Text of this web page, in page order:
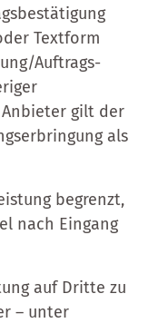
Textform
Auftrags-
gilt der
als
begrenzt,
nach Eingang
auf Dritte zu
– unter